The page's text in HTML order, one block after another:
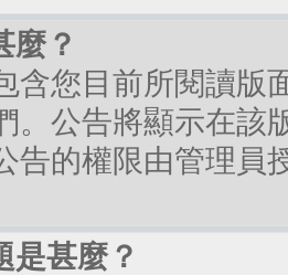
麼？
含您目前所閱讀版
。公告將顯示在該
告的權限由管理員
是甚麼？